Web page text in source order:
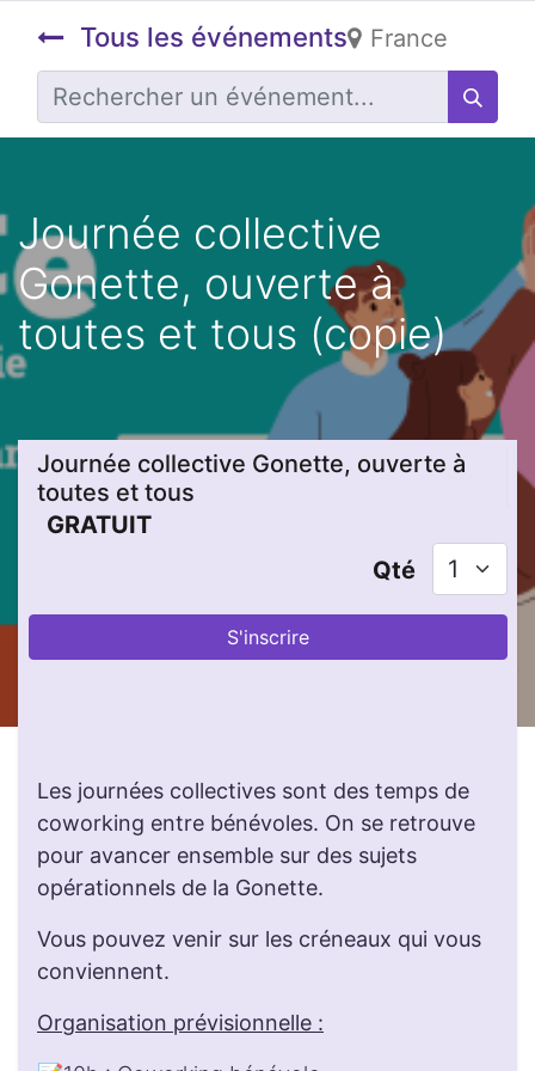
Tous les événements France
Journée collective
Gonette, ouverte à
toutes et tous (copie)
Journée collective Gonette, ouverte à
toutes et tous
GRATUIT
Qté
S'inscrire
Les journées collectives sont des temps de
coworking entre bénévoles. On se retrouve
pour avancer ensemble sur des sujets
opérationnels de la Gonette.
Vous pouvez venir sur les créneaux qui vous
conviennent.
Organisation prévisionnelle :